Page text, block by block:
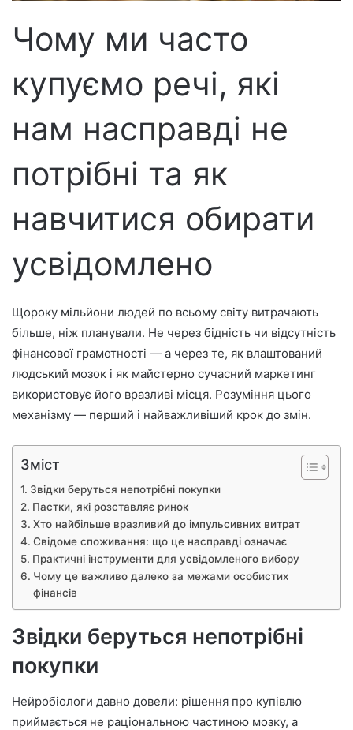
о
н
о
о
и
с
а
Чому ми часто
купуємо речі, які
нам насправді не
потрібні та як
навчитися обирати
усвідомлено
Щороку мільйони людей по всьому світу витрачають
більше, ніж планували. Не через бідність чи відсутність
фінансової грамотності — а через те, як влаштований
людський мозок і як майстерно сучасний маркетинг
використовує його вразливі місця. Розуміння цього
механізму — перший і найважливіший крок до змін.
Зміст
Звідки беруться непотрібні покупки
Пастки, які розставляє ринок
Хто найбільше вразливий до імпульсивних витрат
Свідоме споживання: що це насправді означає
Практичні інструменти для усвідомленого вибору
Чому це важливо далеко за межами особистих
фінансів
Звідки беруться непотрібні
покупки
Нейробіологи давно довели: рішення про купівлю
приймається не раціональною частиною мозку, а